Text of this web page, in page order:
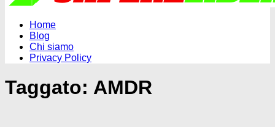
Home
Blog
Chi siamo
Privacy Policy
Taggato: AMDR